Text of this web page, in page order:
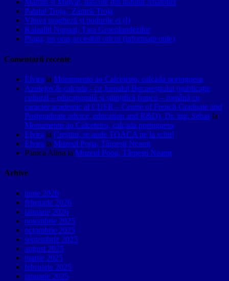
Mardin și Midyat, născute din nahitul Anatoliei
Palatul Troja, Zámek Troja
Vltava pragheză și podurile ei (I)
Kalaallit Nunaat, Țara Groenlandezilor
Praga, un oraș accesibil oricui (informații utile)
Comentarii recente
Elvira la Monumento ao Calceteiro, calçada portuguesa
Azulejos & calçada - cu Jurnalul Bucureștiului (publicație
cultural – educațională și științifică franco – română cu
caracter academic al CUFR – Centre of French Graduate and
Postgraduate advice, education and R&D). Dr. ing. Sebas la
Monumento ao Calceteiro, calçada portuguesa
Elvira la Creştini, se aude TOACA pe la schit!
Elvira la Muzeul Popa, Târpeşti Neamţ
Panica Alina la Muzeul Popa, Târpeşti Neamţ
Arhive
iunie 2026
februarie 2026
ianuarie 2026
noiembrie 2025
octombrie 2025
septembrie 2025
august 2025
martie 2025
februarie 2025
ianuarie 2025